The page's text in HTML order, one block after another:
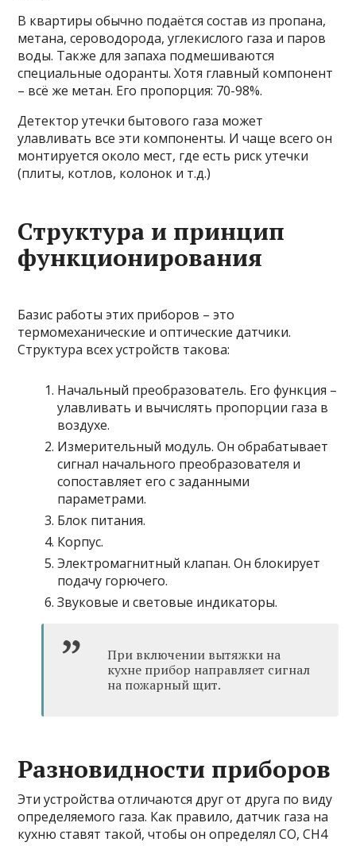
В квартиры обычно подаётся состав из пропана,
метана, сероводорода, углекислого газа и паров
воды. Также для запаха подмешиваются
специальные одоранты. Хотя главный компонент
– всё же метан. Его пропорция: 70-98%.
Детектор утечки бытового газа может
улавливать все эти компоненты. И чаще всего он
монтируется около мест, где есть риск утечки
(плиты, котлов, колонок и т.д.)
Структура и принцип
функционирования
Базис работы этих приборов – это
термомеханические и оптические датчики.
Структура всех устройств такова:
Начальный преобразователь. Его функция –
улавливать и вычислять пропорции газа в
воздухе.
Измерительный модуль. Он обрабатывает
сигнал начального преобразователя и
сопоставляет его с заданными
параметрами.
Блок питания.
Корпус.
Электромагнитный клапан. Он блокирует
подачу горючего.
Звуковые и световые индикаторы.
При включении вытяжки на
кухне прибор направляет сигнал
на пожарный щит.
Разновидности приборов
Эти устройства отличаются друг от друга по виду
определяемого газа. Как правило, датчик газа на
кухню ставят такой, чтобы он определял CO, СН4